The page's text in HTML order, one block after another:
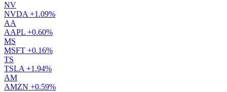
NV
NVDA +1.09%
AA
AAPL +0.60%
MS
MSFT +0.16%
TS
TSLA +1.94%
AM
AMZN +0.59%